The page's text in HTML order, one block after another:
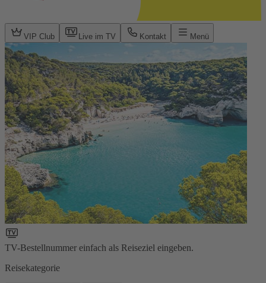
VIP Club Live im TV Kontakt Menü
TV-Bestellnummer einfach als Reiseziel eingeben.
Reisekategorie